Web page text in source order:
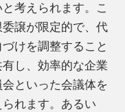
考えられます。こ
譲が限定的で、代
けを調整すること
し、効率的な企業
といった会議体を
れます。あるい